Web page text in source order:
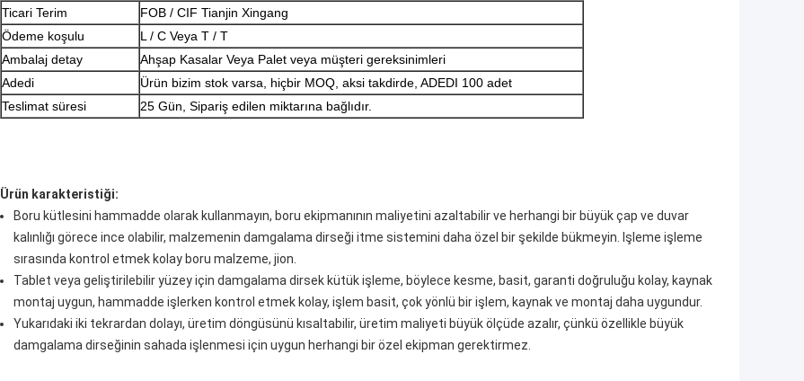
Ticari Terim
FOB / CIF Tianjin Xingang
Ödeme koşulu
L / C Veya T / T
Ambalaj detay
Ahşap Kasalar Veya Palet veya müşteri gereksinimleri
Adedi
Ürün bizim stok varsa, hiçbir MOQ, aksi takdirde, ADEDI 100 adet
Teslimat süresi
25 Gün, Sipariş edilen miktarına bağlıdır.
Ürün karakteristiği:
Boru kütlesini hammadde olarak kullanmayın, boru ekipmanının maliyetini azaltabilir ve herhangi bir büyük çap ve duvar
kalınlığı görece ince olabilir, malzemenin damgalama dirseği itme sistemini daha özel bir şekilde bükmeyin. Işleme işleme
sırasında kontrol etmek kolay boru malzeme, jion.
Tablet veya geliştirilebilir yüzey için damgalama dirsek kütük işleme, böylece kesme, basit, garanti doğruluğu kolay, kaynak
montaj uygun, hammadde işlerken kontrol etmek kolay, işlem basit, çok yönlü bir işlem, kaynak ve montaj daha uygundur.
Yukarıdaki iki tekrardan dolayı, üretim döngüsünü kısaltabilir, üretim maliyeti büyük ölçüde azalır, çünkü özellikle büyük
damgalama dirseğinin sahada işlenmesi için uygun herhangi bir özel ekipman gerektirmez.